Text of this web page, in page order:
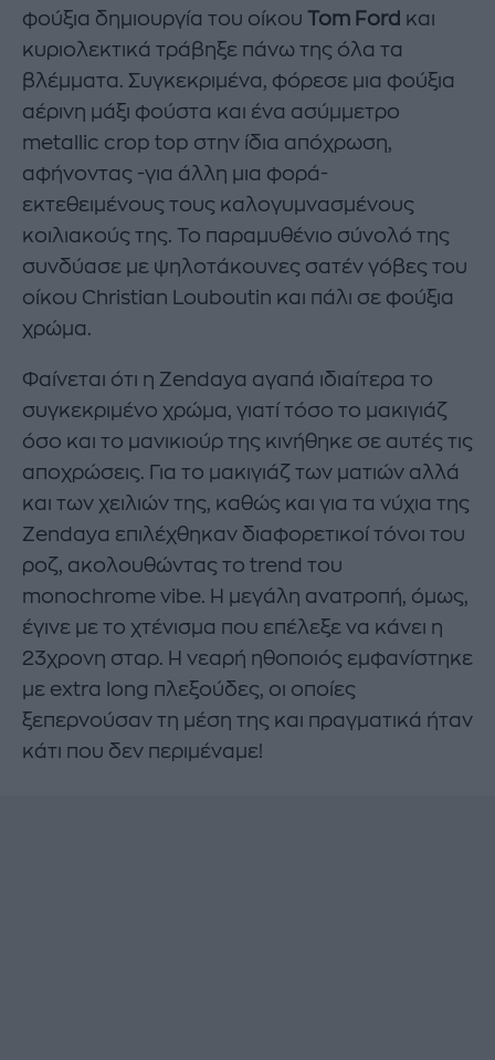
φούξια δημιουργία του οίκου Tom Ford και
κυριολεκτικά τράβηξε πάνω της όλα τα
βλέμματα. Συγκεκριμένα, φόρεσε μια φούξια
αέρινη μάξι φούστα και ένα ασύμμετρο
metallic crop top στην ίδια απόχρωση,
αφήνοντας -για άλλη μια φορά-
εκτεθειμένους τους καλογυμνασμένους
κοιλιακούς της. Το παραμυθένιο σύνολό της
συνδύασε με ψηλοτάκουνες σατέν γόβες του
οίκου Christian Louboutin και πάλι σε φούξια
χρώμα.
Φαίνεται ότι η Zendaya αγαπά ιδιαίτερα το
συγκεκριμένο χρώμα, γιατί τόσο το μακιγιάζ
όσο και το μανικιούρ της κινήθηκε σε αυτές τις
αποχρώσεις. Για το μακιγιάζ των ματιών αλλά
και των χειλιών της, καθώς και για τα νύχια της
Zendaya επιλέχθηκαν διαφορετικοί τόνοι του
ροζ, ακολουθώντας το trend του
monochrome vibe. Η μεγάλη ανατροπή, όμως,
έγινε με το χτένισμα που επέλεξε να κάνει η
23χρονη σταρ. Η νεαρή ηθοποιός εμφανίστηκε
με extra long πλεξούδες, οι οποίες
ξεπερνούσαν τη μέση της και πραγματικά ήταν
κάτι που δεν περιμέναμε!